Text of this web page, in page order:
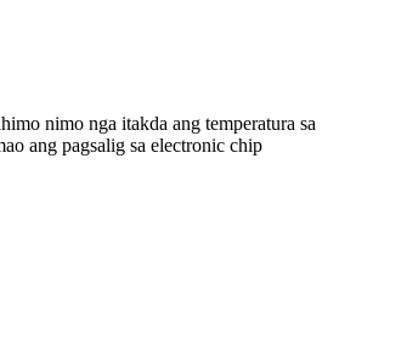
nimo nga itakda ang temperatura sa
ang pagsalig sa electronic chip